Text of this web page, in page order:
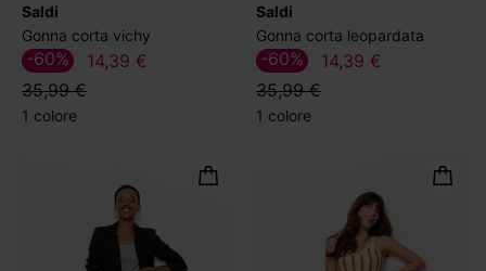
Saldi
Gonna corta vichy
14,39 €
35,99 €
-60%
1 colore
Saldi
Gonna corta leopardata
14,39 €
35,99 €
-60%
1 colore